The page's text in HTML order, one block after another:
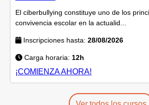
El ciberbullying constituye uno de los
convivencia escolar en la actualid...
Inscripciones hasta: 28/08/2026
Carga horaria: 12h
¡COMIENZA AHORA!